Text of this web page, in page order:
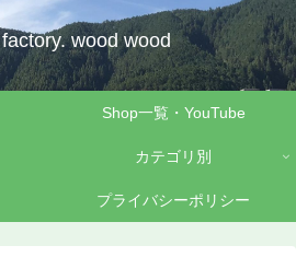
wood wood
Shop一覧・YouTube
カテゴリ別
プライバシーポリシー